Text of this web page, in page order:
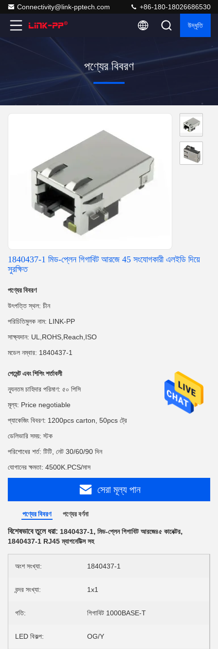
Connectivity@link-pptech.com +86-180-18026686530
উদ্ধৃতি
পণ্যের বিবরণ
1840437-1 মিড-প্লেন গিগাবিট আরজে 45 সংযোগকারী এলইডি দিয়ে
সুরক্ষিত
পণ্যের বিবরণ
উৎপত্তি স্থল: চীন
পরিচিতিমুলক নাম: LINK-PP
সাক্ষ্যদান: UL,ROHS,Reach,ISO
মডেল নম্বার: 1840437-1
পেমেন্ট এবং শিপিং শর্তাবলী
ন্যূনতম চাহিদার পরিমাণ: ৫০ পিসি
মূল্য: Price negotiable
প্যাকেজিং বিবরণ: 1200pcs carton, 50pcs ট্রে
ডেলিভারি সময়: স্টক
পরিশোধের শর্ত: টিটি, নেট 30/60/90 দিন
যোগানের ক্ষমতা: 4500K.PCS/মাস
সেরা মূল্য পান
পণ্যের বিবরণ পণ্যের বর্ণনা
বিশেষভাবে তুলে ধরা: 1840437-1, মিড-প্লেন গিগাবিট আরজে৪৫ কানেক্টর,
1840437-1 RJ45 ম্যাগনেটিক্স সহ
অংশ সংখ্যা: 1840437-1
বন্দর সংখ্যা: 1x1
গতি: গিগাবিট 1000BASE-T
LED বিকল্প: OG/Y